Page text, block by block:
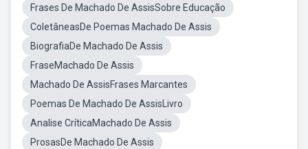
Frases De Machado De AssisSobre Educação
ColetâneasDe Poemas Machado De Assis
BiografiaDe Machado De Assis
FraseMachado De Assis
Machado De AssisFrases Marcantes
Poemas De Machado De AssisLivro
Analise CríticaMachado De Assis
ProsasDe Machado De Assis